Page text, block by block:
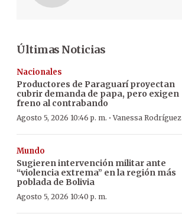
Últimas Noticias
Nacionales
Productores de Paraguarí proyectan
cubrir demanda de papa, pero exigen
freno al contrabando
Agosto 5, 2026 10:46 p. m. ·Vanessa Rodríguez
Mundo
Sugieren intervención militar ante
“violencia extrema” en la región más
poblada de Bolivia
Agosto 5, 2026 10:40 p. m.